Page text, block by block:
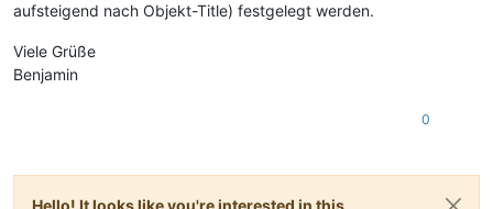
aufsteigend nach Objekt-Title) festgelegt werden.
Viele Grüße
Benjamin
0